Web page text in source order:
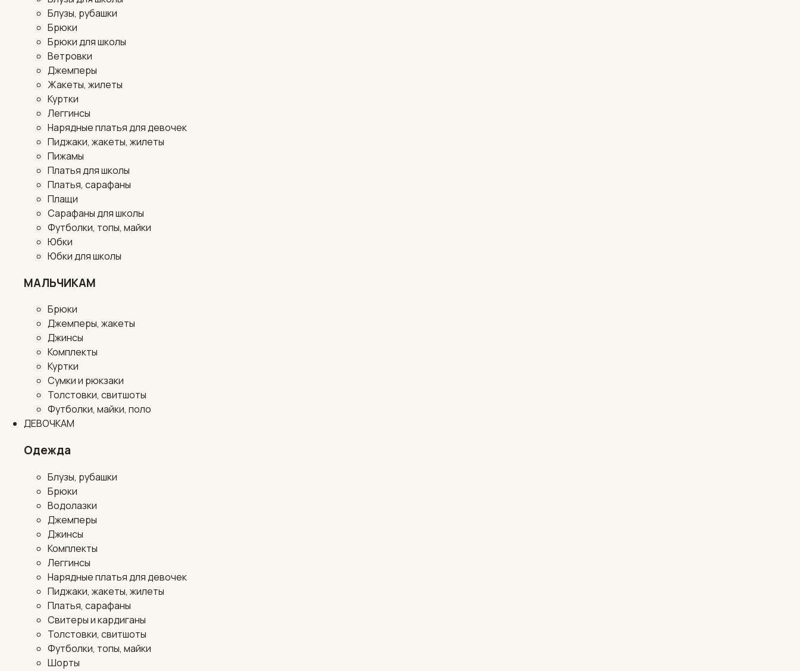
Блузы, рубашки
Брюки
Брюки для школы
Ветровки
Джемперы
Жакеты, жилеты
Куртки
Леггинсы
Нарядные платья для девочек
Пиджаки, жакеты, жилеты
Пижамы
Платья для школы
Платья, сарафаны
Плащи
Сарафаны для школы
Футболки, топы, майки
Юбки
Юбки для школы
МАЛЬЧИКАМ
Брюки
Джемперы, жакеты
Джинсы
Комплекты
Куртки
Сумки и рюкзаки
Толстовки, свитшоты
Футболки, майки, поло
ДЕВОЧКАМ
Одежда
Блузы, рубашки
Брюки
Водолазки
Джемперы
Джинсы
Комплекты
Леггинсы
Нарядные платья для девочек
Пиджаки, жакеты, жилеты
Платья, сарафаны
Свитеры и кардиганы
Толстовки, свитшоты
Футболки, топы, майки
Шорты